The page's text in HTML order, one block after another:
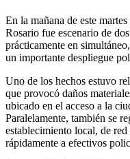
En la mañana de este
Rosario fue escenario de
prácticamente en
un importante despliegue
Uno de los hechos estuvo
que provocó daños
ubicado en el acceso a la
Paralelamente, también se
establecimiento local, de
rápidamente a efectivos